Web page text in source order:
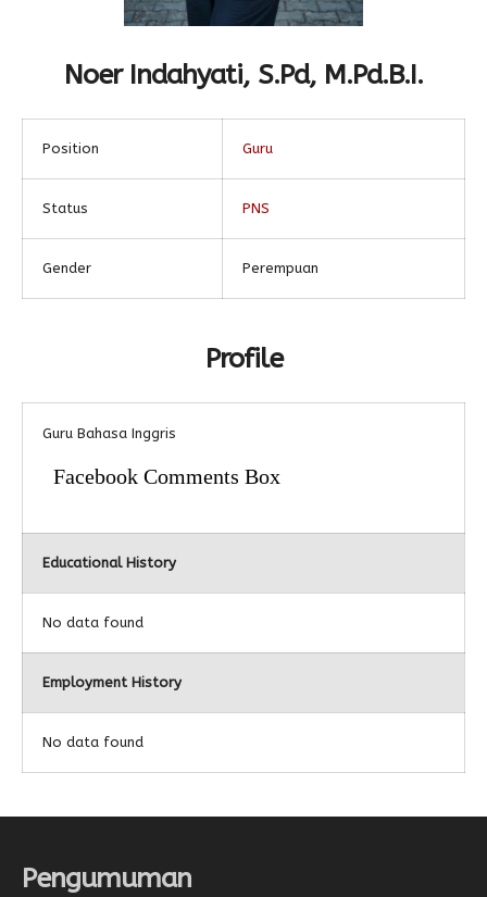
Antologi Puisi 2
Antologi Puisi 3
Antologi Puisi 4
Noer Indahyati, S.Pd, M.Pd.B.I.
Position Guru
Status PNS
Gender Perempuan
Profile
Guru Bahasa Inggris
Facebook Comments Box
Educational History
No data found
Employment History
No data found
Pengumuman